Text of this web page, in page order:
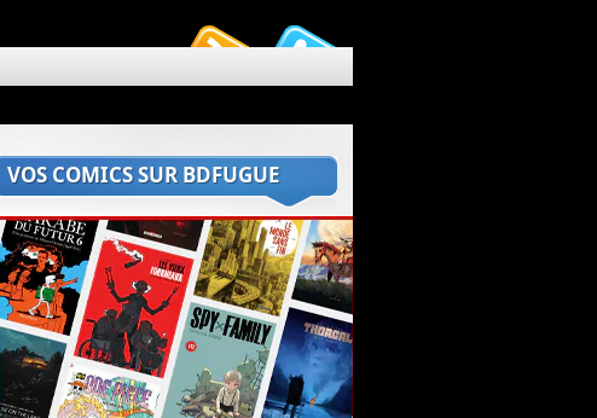
VOS COMICS SUR BDFUGUE